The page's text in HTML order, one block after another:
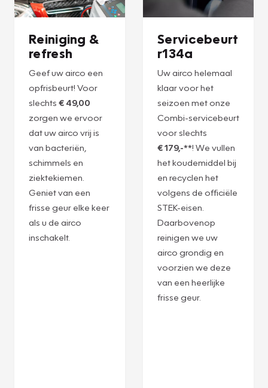
Reiniging &
refresh
Geef uw airco een
opfrisbeurt! Voor
slechts € 49,00
zorgen we ervoor
dat uw airco vrij is
van bacteriën,
schimmels en
ziektekiemen.
Geniet van een
frisse geur elke keer
als u de airco
inschakelt.
Servicebeurt
r134a
Uw airco helemaal
klaar voor het
seizoen met onze
Combi-servicebeurt
voor slechts
€ 179,-**! We vullen
het koudemiddel bij
en recyclen het
volgens de officiële
STEK-eisen.
Daarbovenop
reinigen we uw
airco grondig en
voorzien we deze
van een heerlijke
frisse geur.